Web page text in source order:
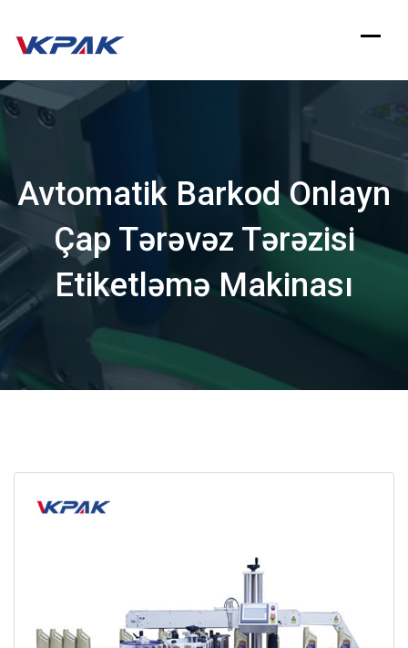
Məzmuna
keçin
Avtomatik Barkod Onlayn
Çap Tərəvəz Tərəzisi
Etiketləmə Makinası